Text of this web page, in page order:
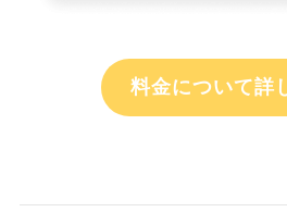
料金について詳